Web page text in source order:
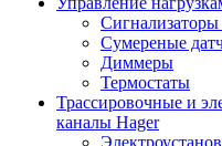
Сумереные
Диммеры
Термостаты
Трассировочные и
каналы Hager